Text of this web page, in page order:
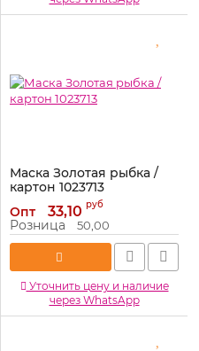
Маска Золотая рыбка /
картон 1023713
Артикул: 1023713
Опт 33,10 руб
Розница 50,00
Уточнить цену и наличие
через WhatsApp